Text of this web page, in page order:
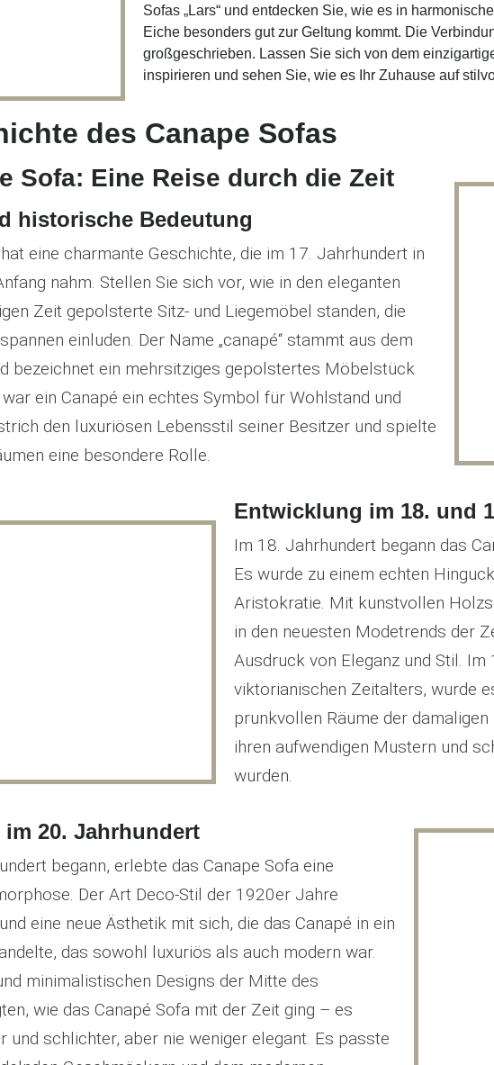
Sofas „Lars“ und entdecken Sie, wie es in
Eiche besonders gut zur Geltung kommt. Die
großgeschrieben. Lassen Sie sich von dem
inspirieren und sehen Sie, wie es Ihr Zuhause auf
des Canape Sofas
Sofa: Eine Reise durch die Zeit
historische Bedeutung
eine charmante Geschichte, die im 17. Jahrhundert in
nahm. Stellen Sie sich vor, wie in den eleganten
Zeit gepolsterte Sitz- und Liegemöbel standen, die
einluden. Der Name „canapé“ stammt aus dem
bezeichnet ein mehrsitziges gepolstertes Möbelstück
ein Canapé ein echtes Symbol für Wohlstand und
den luxuriösen Lebensstil seiner Besitzer und spielte
eine besondere Rolle.
Entwicklung im 18. und
Im 18. Jahrhundert begann das
Es wurde zu einem echten
Aristokratie. Mit kunstvollen
in den neuesten Modetrends der
Ausdruck von Eleganz und Stil.
viktorianischen Zeitalters, wurde
prunkvollen Räume der
ihren aufwendigen Mustern und
wurden.
im 20. Jahrhundert
begann, erlebte das Canape Sofa eine
Der Art Deco-Stil der 1920er Jahre
eine neue Ästhetik mit sich, die das Canapé in ein
das sowohl luxuriös als auch modern war.
minimalistischen Designs der Mitte des
wie das Canapé Sofa mit der Zeit ging – es
und schlichter, aber nie weniger elegant. Es passte